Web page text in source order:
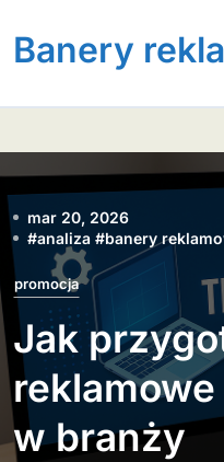
content
Banery
mar 20, 2026
#analiza #banery
promocja
Jak
w branży